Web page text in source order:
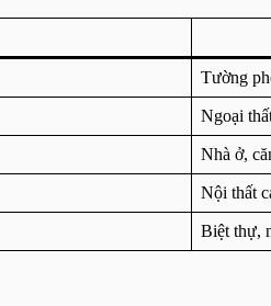
Tường
Ngoại
Nhà ở,
Nội thất
Biệt thự,